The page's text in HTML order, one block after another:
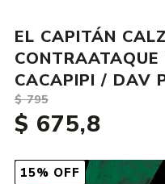
15% OFF
EL CAPITÁN
CACAPIPI / DAV
$ 795
$ 675,8